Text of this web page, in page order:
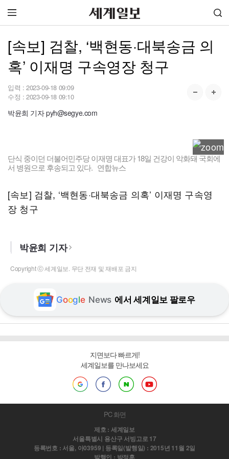
[속보] 검찰, ‘백현동·대북송금 의
혹’ 이재명 구속영장 청구
입력 : 2023-09-18 09:09
수정 : 2023-09-18 09:10
박윤희 기자 pyh@segye.com
단식 중이던 더불어민주당 이재명 대표가 18일 건강이 악화돼 국회에
서 병원으로 후송되고 있다. 연합뉴스
[속보] 검찰, ‘백현동·대북송금 의혹’ 이재명 구속영
장 청구
박윤희 기자
Copyright ⓒ 세계일보. 무단 전재 및 재배포 금지
Google News 에서 세계일보 팔로우
지면보다 빠르게!
세계일보를 만나보세요
PC 화면
제호 : 세계일보
서울특별시 용산구 서빙고로 17
등록번호 : 서울, 아03959 | 등록일(발행일) : 2015년 11월 2일
발행인 : 박정훈